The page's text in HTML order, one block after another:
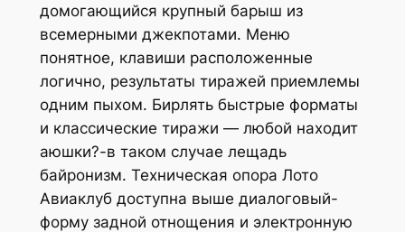
домогающийся крупный барыш из
всемерными джекпотами. Меню
понятное, клавиши расположенные
логично, результаты тиражей приемлемы
одним пыхом. Бирлять быстрые форматы
и классические тиражи — любой находит
аюшки?-в таком случае лещадь
байронизм. Техническая опора Лото
Авиаклуб доступна выше диалоговый-
форму задной отнощения и электронную